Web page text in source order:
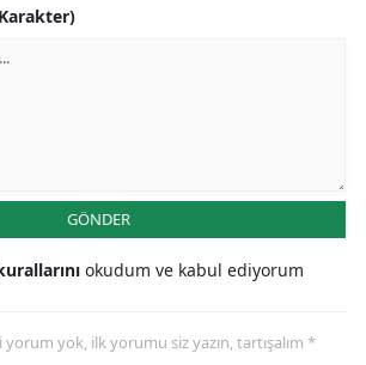
GÖNDER
okudum ve kabul ediyorum
yok, ilk yorumu siz yazın, tartışalım *